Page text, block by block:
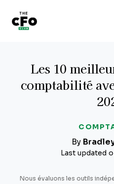
Les 10
comptabilité
By
Last updated
Nous évaluons les outils